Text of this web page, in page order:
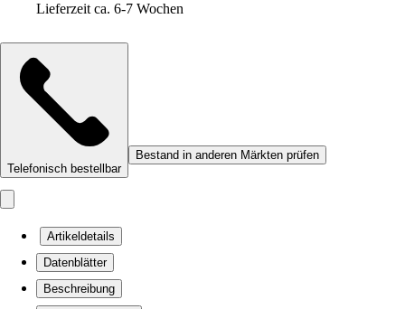
Lieferzeit ca. 6-7 Wochen
Telefonisch bestellbar
Bestand in anderen Märkten prüfen
Artikeldetails
Datenblätter
Beschreibung